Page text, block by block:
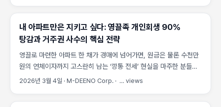
특히 소득 증빙이 까다로운 5060 세대의 경우, 늘어난
분양가만큼의 잔금을 마련하지 못해 당첨권을 포기해야 하는 위기에
처하기도 합니다. ...
DEENO이 정밀 분석했습니다. 카드론 돌려막기의 종말과
강제경매의 습격 최근 금융권 데이터에 따르면 카드론 잔액이 역대
최고치를 경신하며 더 이상 추가 대출로 이자를 감당할 수 없는
분석에 따르면, 수도권 외곽 지역뿐만 아니라 선호도가 높은 서울
주요 단지에서도 대출 원리금 미납으로 인한 경매 개시 결정 등기가
유의미하게 증가하는 추세입니다. ...
내 아파트만은 지키고 싶다: 영끌족 개인회생 90%
탕감과 거주권 사수의 핵심 전략
영끌로 마련한 아파트 한 채가 경매에 넘어가면, 원금은 물론 수천만
원의 연체이자까지 고스란히 남는 ‘깡통 전세’ 현실을 마주한 분들이
지금 이 순간에도 늘고 있습니다. 이런 막막함, 혼자 끙끙 앓고 계신
90%까지 탕감받으면서도 실거주 아파트를 지킬 수 있는 법적
2026년 3월 4일 · M-DEENO Corp.· … views